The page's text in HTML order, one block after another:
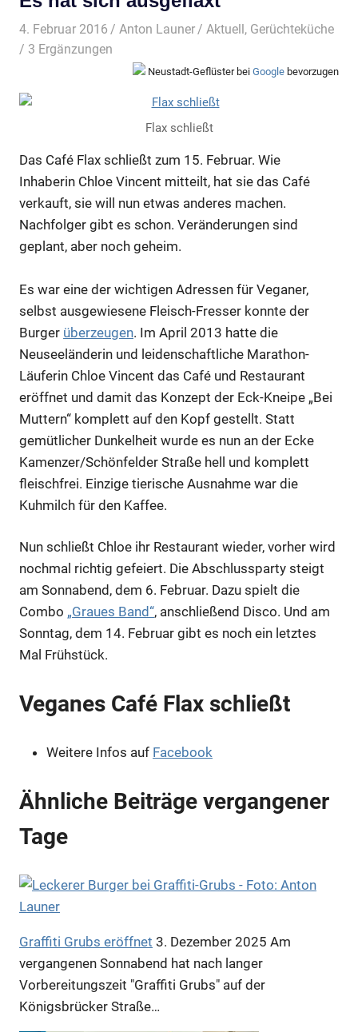
4. Februar 2016 Anton Launer Aktuell, Gerüchteküche
/ 3 Ergänzungen
Neustadt-Geflüster bei Google bevorzugen
Flax schließt
Das Café Flax schließt zum 15. Februar. Wie
Inhaberin Chloe Vincent mitteilt, hat sie das Café
verkauft, sie will nun etwas anderes machen.
Nachfolger gibt es schon. Veränderungen sind
geplant, aber noch geheim.
Es war eine der wichtigen Adressen für Veganer,
selbst ausgewiesene Fleisch-Fresser konnte der
Burger überzeugen. Im April 2013 hatte die
Neuseeländerin und leidenschaftliche Marathon-
Läuferin Chloe Vincent das Café und Restaurant
eröffnet und damit das Konzept der Eck-Kneipe „Bei
Muttern“ komplett auf den Kopf gestellt. Statt
gemütlicher Dunkelheit wurde es nun an der Ecke
Kamenzer/Schönfelder Straße hell und komplett
fleischfrei. Einzige tierische Ausnahme war die
Kuhmilch für den Kaffee.
Nun schließt Chloe ihr Restaurant wieder, vorher wird
nochmal richtig gefeiert. Die Abschlussparty steigt
am Sonnabend, dem 6. Februar. Dazu spielt die
Combo „Graues Band“, anschließend Disco. Und am
Sonntag, dem 14. Februar gibt es noch ein letztes
Mal Frühstück.
Veganes Café Flax schließt
Weitere Infos auf Facebook
Ähnliche Beiträge vergangener
Tage
Graffiti Grubs eröffnet 3. Dezember 2025 Am
vergangenen Sonnabend hat nach langer
Vorbereitungszeit "Graffiti Grubs" auf der
Königsbrücker Straße…